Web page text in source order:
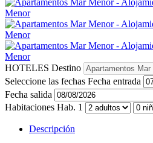
HOTELES Destino
Seleccione las fechas Fecha entrada
Fecha salida
Habitaciones Hab. 1
Descripción